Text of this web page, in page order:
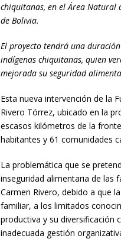
chiquitanas, en el Área Natural
de Bolivia.
El proyecto tendrá una
indígenas chiquitanas, quien
mejorada su seguridad
Esta nueva intervención de la
Rivero Tórrez, ubicado en la
escasos kilómetros de la
habitantes y 61 comunidades
La problemática que se
inseguridad alimentaria de las
Carmen Rivero, debido a que
familiar, a los limitados
productiva y su diversificación
inadecuada gestión